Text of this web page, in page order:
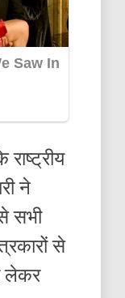
ने
सभी
से
लेकर